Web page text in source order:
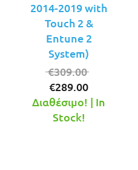
2014-2019 with
Touch 2 &
Entune 2
System)
€309.00
was:
€289.00
τρέχουσα
Διαθέσιμο! | In
Stock!